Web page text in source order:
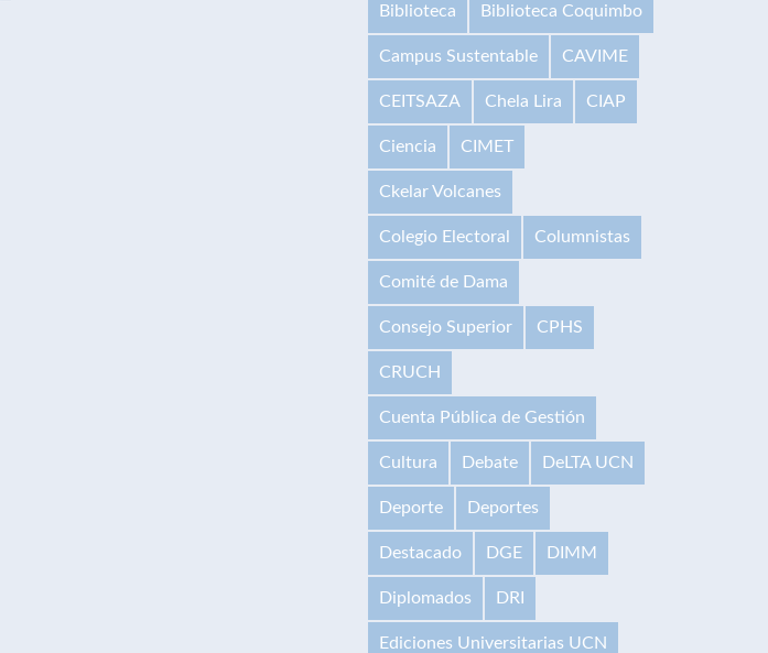
Biblioteca Biblioteca Coquimbo
Campus Sustentable CAVIME
CEITSAZA Chela Lira CIAP
Ciencia CIMET
Ckelar Volcanes
Colegio Electoral Columnistas
Comité de Dama
Consejo Superior CPHS
CRUCH
Cuenta Pública de Gestión
Cultura Debate DeLTA UCN
Deporte Deportes
Destacado DGE DIMM
Diplomados DRI
Ediciones Universitarias UCN